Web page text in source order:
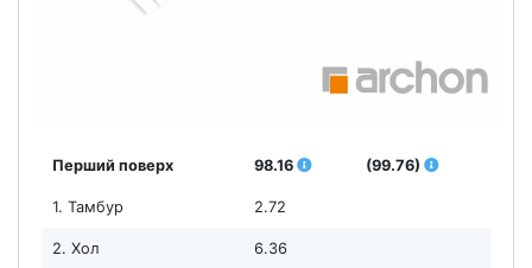
Перший поверх 98.16 (99.76)
1. Тамбур 2.72
2. Хол 6.36